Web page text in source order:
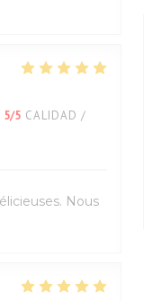
5/5 CALIDAD /
Nous